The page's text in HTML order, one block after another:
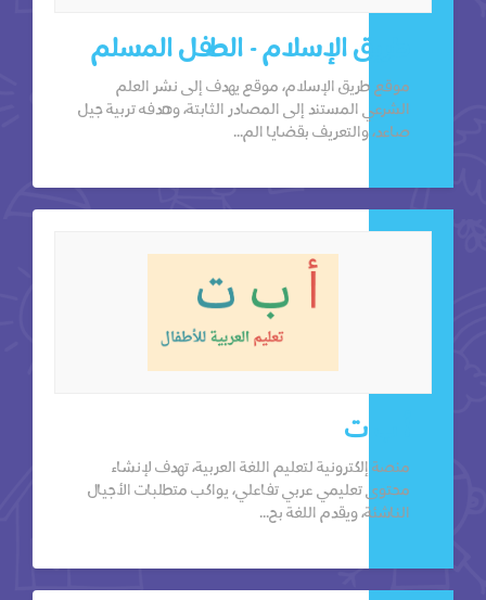
طريق الإسلام - الطفل المسلم
موقع طريق الإسلام، موقع يهدف إلى نشر العلم
الشرعي المستند إلى المصادر الثابتة، وهدفه تربية جيل
صاعد، والتعريف بقضايا الم...
أ ب ت
منصة إلكترونية لتعليم اللغة العربية، تهدف لإنشاء
محتوى تعليمي عربي تفاعلي، يواكب متطلبات الأجيال
الناشئة، ويقدم اللغة بح...